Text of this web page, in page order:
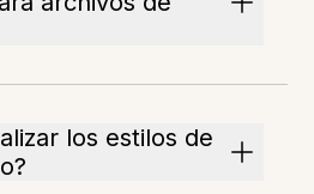
los estilos de